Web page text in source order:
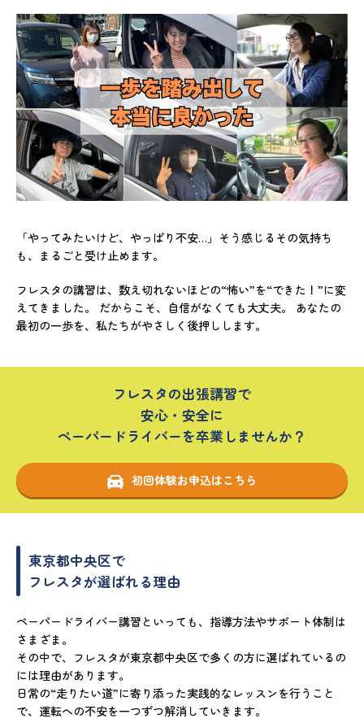
「やってみたいけど、やっぱり不安…」そう感じるその気持ち
も、まるごと受け止めます。
フレスタの講習は、数え切れないほどの“怖い”を“できた！”に変
えてきました。 だからこそ、自信がなくても大丈夫。 あなたの
最初の一歩を、私たちがやさしく後押しします。
フレスタの出張講習で
安心・安全に
ペーパードライバーを卒業しませんか？
初回体験お申込はこちら
東京都中央区で
フレスタが選ばれる理由
ペーパードライバー講習といっても、指導方法やサポート体制は
さまざま。
その中で、フレスタが東京都中央区で多くの方に選ばれているの
には理由があります。
日常の“走りたい道”に寄り添った実践的なレッスンを行うこと
で、運転への不安を一つずつ解消していきます。